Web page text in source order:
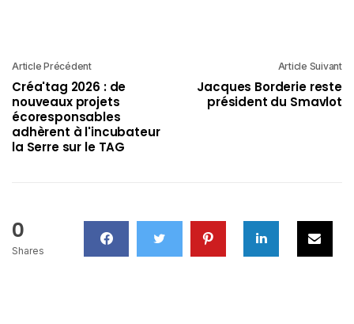
Article Précédent
Créa'tag 2026 : de
nouveaux projets
écoresponsables
adhèrent à l'incubateur
la Serre sur le TAG
Article Suivant
Jacques Borderie reste
président du Smavlot
0
Shares